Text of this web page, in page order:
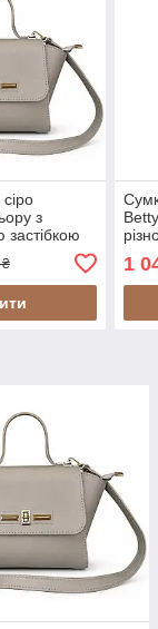
з
застібкою
1